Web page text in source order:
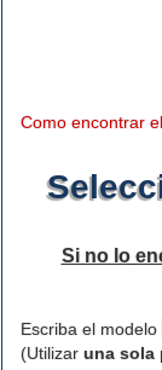
Como encontrar
Si no lo
Escriba el modelo
(Utilizar una sola